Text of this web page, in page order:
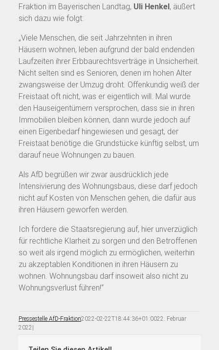
Fraktion im Bayerischen Landtag, Uli Henkel, äußert
sich dazu wie folgt:
„Viele Menschen, die seit Jahrzehnten in ihren
Häusern wohnen, leben aufgrund der bald endenden
Laufzeiten ihrer Erbbaurechtsverträge in Unsicherheit.
Nicht selten sind es Senioren, denen im hohen Alter
zwangsweise der Umzug droht. Offenkundig weiß der
Freistaat oft nicht, was er eigentlich will. Mal wurde
den Hauseigentümern versprochen, dass sie in ihren
Immobilien bleiben können, dann wurde jedoch auf
einen Eigenbedarf hingewiesen und gesagt, der
Freistaat benötige die Grundstücke künftig selbst, um
darauf neue Wohnungen zu bauen.
Als AfD begrüßen wir zwar ausdrücklich jede
Intensivierung des Wohnungsbaus, diese darf jedoch
nicht auf Kosten von Menschen gehen, die dafür aus
ihren Häusern geworfen werden.
Ich fordere die Staatsregierung auf, hier unverzüglich
für rechtliche Klarheit zu sorgen und den Betroffenen
so weit als irgend möglich zu ermöglichen, weiterhin
zu akzeptablen Konditionen in ihren Häusern zu
wohnen. Wohnungsbau darf insoweit also nicht zu
Wohnungsverlust führen!“
Pressestelle AfD-Fraktion2022-02-22T18:44:36+01:0022. Februar
2022 |